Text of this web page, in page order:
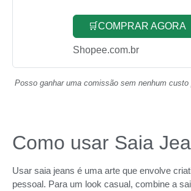
🛒COMPRAR AGORA
Shopee.com.br
Posso ganhar uma comissão sem nenhum custo
Como usar Saia
Usar saia jeans é uma arte que envolve
pessoal. Para um look casual, combine a